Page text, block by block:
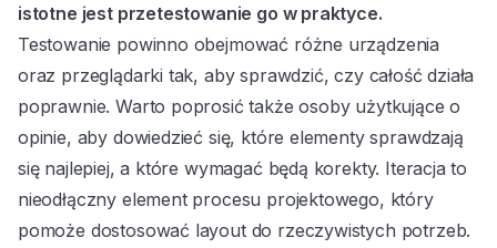
istotne jest przetestowanie go w praktyce.
Testowanie powinno obejmować różne urządzenia
oraz przeglądarki tak, aby sprawdzić, czy całość działa
poprawnie. Warto poprosić także osoby użytkujące o
opinie, aby dowiedzieć się, które elementy sprawdzają
się najlepiej, a które wymagać będą korekty. Iteracja to
nieodłączny element procesu projektowego, który
pomoże dostosować layout do rzeczywistych potrzeb.